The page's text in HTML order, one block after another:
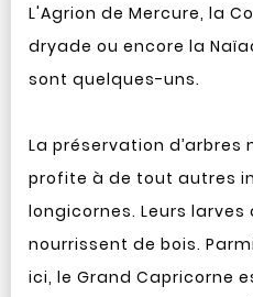
L'Agrion de Mercure, la
dryade ou encore la
sont quelques-uns.
La préservation
profite à de tout autres
longicornes. Leurs
nourrissent de bois.
ici, le Grand Capricorne